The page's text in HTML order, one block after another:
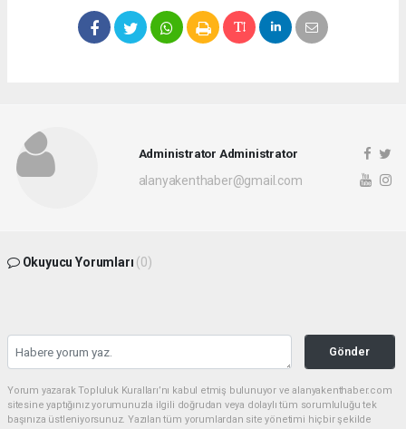
Administrator Administrator
alanyakenthaber@gmail.com
Okuyucu Yorumları (0)
Gönder
Yorum yazarak Topluluk Kuralları’nı kabul etmiş bulunuyor ve alanyakenthaber.com
sitesine yaptığınız yorumunuzla ilgili doğrudan veya dolaylı tüm sorumluluğu tek
başınıza üstleniyorsunuz. Yazılan tüm yorumlardan site yönetimi hiçbir şekilde